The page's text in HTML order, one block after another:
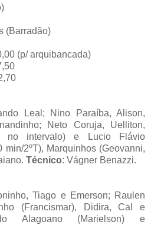
(Barradão)
(p/ arquibancada)
Leal; Nino Paraíba, Alison,
Neto Coruja, Uelliton,
no intervalo) e Lucio Flávio
min/2ºT), Marquinhos (Geovanni,
Técnico: Vágner Benazzi.
Tiago e Emerson; Raulen
(Francismar), Didira, Cal e
Alagoano (Marielson) e